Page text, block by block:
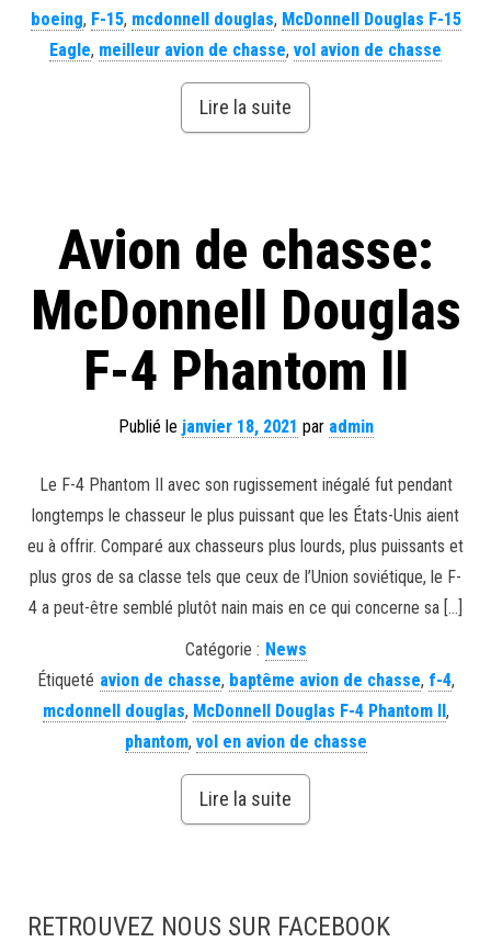
boeing, F-15, mcdonnell douglas, McDonnell Douglas F-15
Eagle, meilleur avion de chasse, vol avion de chasse
Lire la suite
Avion de chasse:
McDonnell Douglas
F-4 Phantom II
Publié le janvier 18, 2021 par admin
Le F-4 Phantom II avec son rugissement inégalé fut pendant
longtemps le chasseur le plus puissant que les États-Unis aient
eu à offrir. Comparé aux chasseurs plus lourds, plus puissants et
plus gros de sa classe tels que ceux de l’Union soviétique, le F-
4 a peut-être semblé plutôt nain mais en ce qui concerne sa […]
Catégorie : News
Étiqueté avion de chasse, baptême avion de chasse, f-4,
mcdonnell douglas, McDonnell Douglas F-4 Phantom II,
phantom, vol en avion de chasse
Lire la suite
RETROUVEZ NOUS SUR FACEBOOK